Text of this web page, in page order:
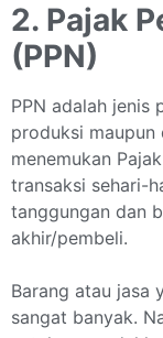
2. Pajak
(PPN)
PPN adalah jenis
produksi maupun
menemukan
transaksi sehari-
tanggungan dan
akhir/pembeli.
Barang atau jasa
sangat banyak.